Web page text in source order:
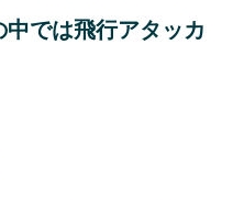
では飛行アタッカ